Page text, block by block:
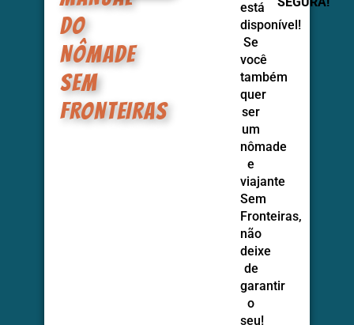
DO
NÔMADE
SEM
FRONTEIRAS
está
disponível!
Se
você
também
quer
ser
um
nômade
e
viajante
Sem
Fronteiras,
não
deixe
de
garantir
o
seu!